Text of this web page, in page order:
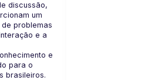
discussão,
um
problemas
e a
e
para o
brasileiros.